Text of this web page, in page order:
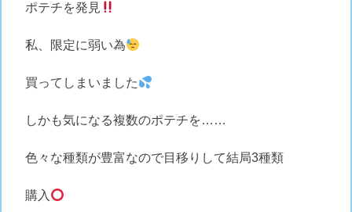
ポテチを発見
私、限定に弱い為
買ってしまいました
しかも気になる複数のポテチを……
色々な種類が豊富なので目移りして結局3種類
購入